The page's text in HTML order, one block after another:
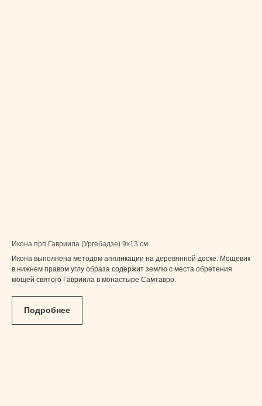
Икона прп Гавриила (Ургебадзе) 9x13 см
Икона выполнена методом аппликации на деревянной доске. Мощевик
в нижнем правом углу образа содержит землю с места обретения
мощей святого Гавриила в монастыре Самтавро.
Подробнее